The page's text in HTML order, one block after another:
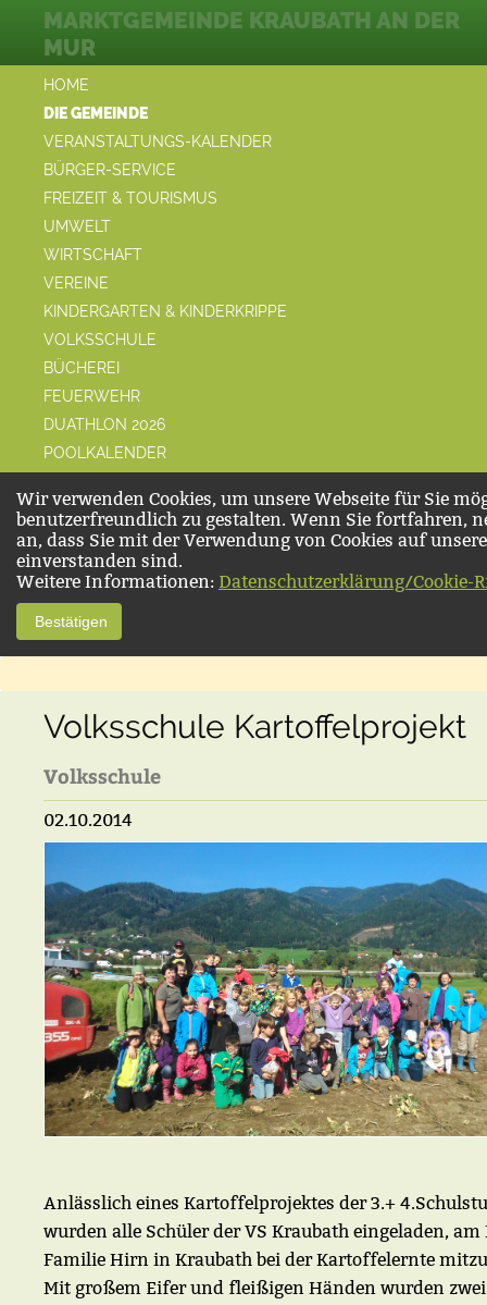
HOME
DIE GEMEINDE
VERANSTALTUNGS-KALENDER
BÜRGER-SERVICE
FREIZEIT & TOURISMUS
UMWELT
WIRTSCHAFT
VEREINE
KINDERGARTEN & KINDERKRIPPE
VOLKSSCHULE
BÜCHEREI
FEUERWEHR
DUATHLON 2026
POOLKALENDER
MARKTGEMEINDE KRAUBATH AN DER
MUR
Wir verwenden Cookies, um unsere Webseite für Sie
benutzerfreundlich zu gestalten. Wenn Sie fortfahren,
an, dass Sie mit der Verwendung von Cookies auf
einverstanden sind.
Weitere Informationen: Datenschutzerklärung/Cookie-
Bestätigen
Volksschule Kartoffelprojekt
Volksschule
02.10.2014
Anlässlich eines Kartoffelprojektes der 3.+
wurden alle Schüler der VS Kraubath eingeladen, am
Familie Hirn in Kraubath bei der Kartoffelernte
Mit großem Eifer und fleißigen Händen wurden zwei